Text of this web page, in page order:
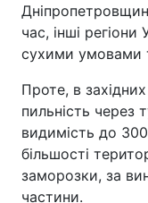
час, інші
сухими умовами
Проте, в
пильність через
видимість до
більшості
заморозки, за
частини.